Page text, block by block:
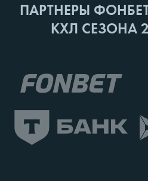
ПАРТНЕРЫ
КХЛ СЕЗОНА